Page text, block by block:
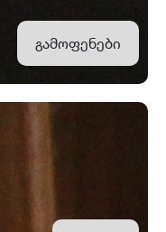
გამოფენები